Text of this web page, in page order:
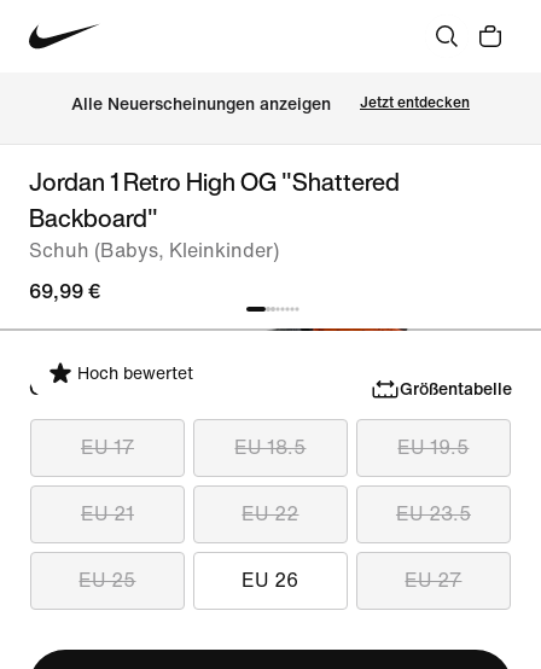
Alle Neuerscheinungen anzeigen Jetzt entdecken
Jordan 1 Retro High OG "Shattered
Backboard"
Schuh (Babys, Kleinkinder)
69,99 €
Hoch bewertet
Größe auswählen Größentabelle
EU 17 EU 18.5 EU 19.5
EU 21 EU 22 EU 23.5
EU 25 EU 26 EU 27